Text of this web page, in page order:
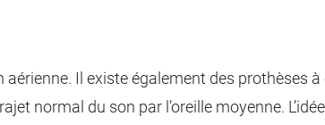
Il existe également des prothèses
normal du son par l’oreille moyenne.